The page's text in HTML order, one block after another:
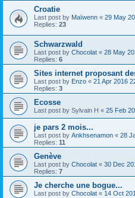
Croatie
Last post by Maïwenn « 29 May
Replies: 23
Schwarzwald
Last post by Chocolat « 28 May
Replies: 6
Sites internet proposant
Last post by Enzo « 21 Apr 2016
Replies: 3
Ecosse
Last post by Sylvain H « 25 Feb
je pars 2 mois...
Last post by Ankhsenamon « 28
Replies: 11
Genève
Last post by Chocolat « 30 Dec
Replies: 7
Je cherche une bogue...
Last post by Chocolat « 14 Oct